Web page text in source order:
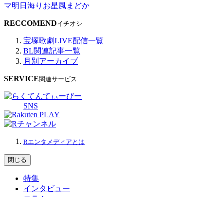
マ明日海りお星風まどか
RECCOMENDイチオシ
宝塚歌劇LIVE配信一覧
BL関連記事一覧
月別アーカイブ
SERVICE関連サービス
SNS
Rエンタメディアとは
閉じる
特集
インタビュー